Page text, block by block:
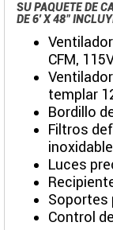
SU PAQUETE DE
DE 6' X 48"
CFM,
templar
Bordillo
Filtros
Luces
Soportes
Control